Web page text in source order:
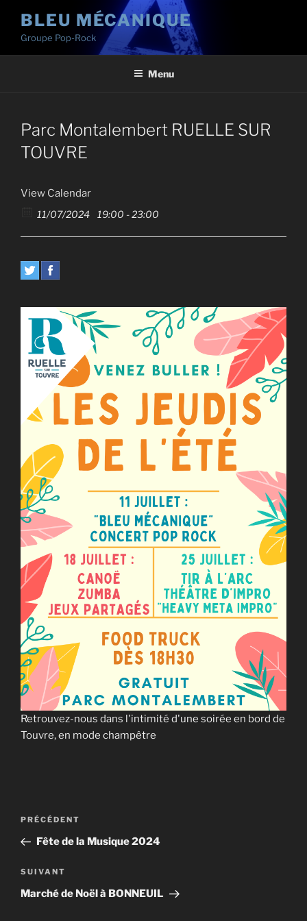
contenu
principal
BLEU MÉCANIQUE
Groupe Pop-Rock
Menu
Parc Montalembert RUELLE SUR
TOUVRE
View Calendar
11/07/2024 19:00 - 23:00
Retrouvez-nous dans l'intimité d'une soirée en bord de
Touvre, en mode champêtre
Navigation
l’article
Article
précédent
PRÉCÉDENT
Fête de la Musique 2024
Article
suivant
SUIVANT
Marché de Noël à BONNEUIL